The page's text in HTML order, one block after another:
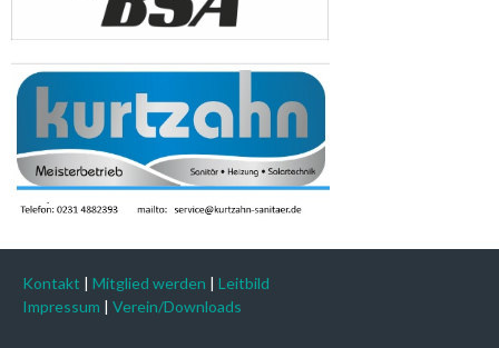
Kontakt | Mitglied werden | Leitbild
Impressum | Verein/Downloads